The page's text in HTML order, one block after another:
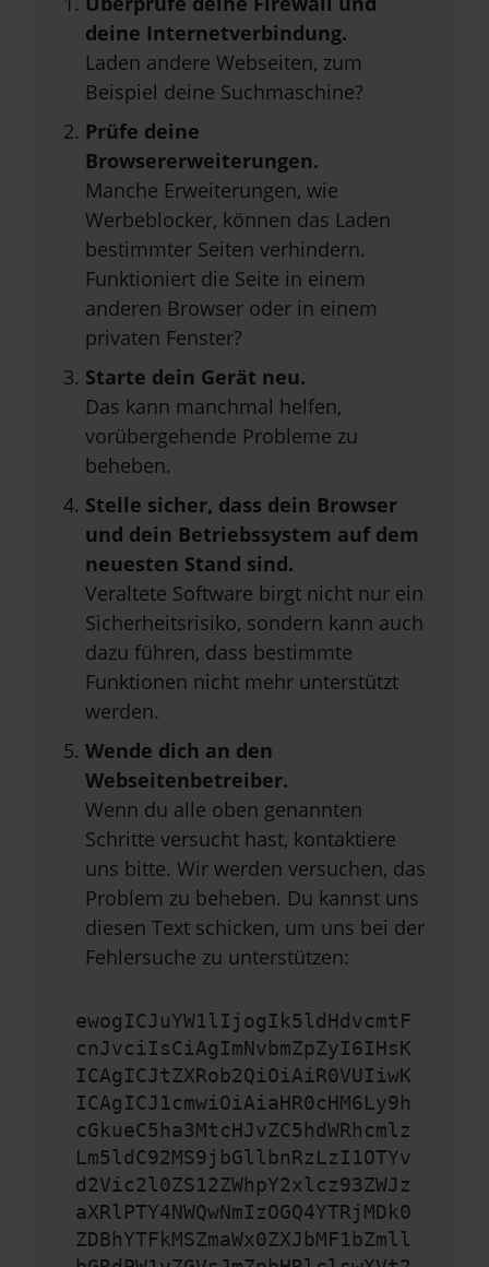
deine Internetverbindung.
Laden andere Webseiten, zum
Beispiel deine Suchmaschine?
Prüfe deine
Browsererweiterungen.
Manche Erweiterungen, wie
Werbeblocker, können das Laden
bestimmter Seiten verhindern.
Funktioniert die Seite in einem
anderen Browser oder in einem
privaten Fenster?
Starte dein Gerät neu.
Das kann manchmal helfen,
vorübergehende Probleme zu
beheben.
Stelle sicher, dass dein Browser
und dein Betriebssystem auf dem
neuesten Stand sind.
Veraltete Software birgt nicht nur ein
Sicherheitsrisiko, sondern kann auch
dazu führen, dass bestimmte
Funktionen nicht mehr unterstützt
werden.
Wende dich an den
Webseitenbetreiber.
Wenn du alle oben genannten
Schritte versucht hast, kontaktiere
uns bitte. Wir werden versuchen, das
Problem zu beheben. Du kannst uns
diesen Text schicken, um uns bei der
Fehlersuche zu unterstützen:
ewogICJuYW1lIjogIk5ldHdvcmtF
cnJvciIsCiAgImNvbmZpZyI6IHsK
ICAgICJtZXRob2QiOiAiR0VUIiwK
ICAgICJ1cmwiOiAiaHR0cHM6Ly9h
cGkueC5ha3MtcHJvZC5hdWRhcmlz
Lm5ldC92MS9jbGllbnRzLzI1OTYv
d2Vic2l0ZS12ZWhpY2xlcz93ZWJz
aXRlPTY4NWQwNmIzOGQ4YTRjMDk0
ZDBhYTFkMSZmaWx0ZXJbMF1bZmll